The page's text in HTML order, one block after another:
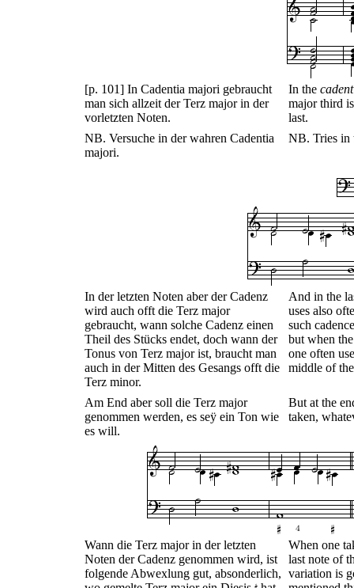
[p. 101] In Cadentia majori gebraucht
man sich allzeit der Terz major in der
vorletzten Noten.
In the
major third
last.
NB. Versuche in der wahren Cadentia
majori.
NB. Tries in
In der letzten Noten aber der Cadenz
wird auch offt die Terz major
gebraucht, wann solche Cadenz einen
Theil des Stücks endet, doch wann der
Tonus von Terz major ist, braucht man
auch in der Mitten des Gesangs offt die
Terz minor.
And in the
uses also
such
but when
one often
middle of
Am End aber soll die Terz major
genommen werden, es seÿ ein Ton wie
es will.
But at the
taken,
Wann die Terz major in der letzten
Noten der Cadenz genommen wird, ist
folgende Abwexlung gut, absonderlich,
When one
last note of
variation is